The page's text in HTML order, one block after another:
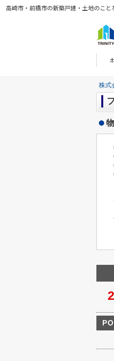
高崎市・前橋市の新築戸建・土地のこ
株式